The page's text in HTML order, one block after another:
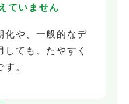
ていません
化や、一般的なデ
ても、たやすく
。